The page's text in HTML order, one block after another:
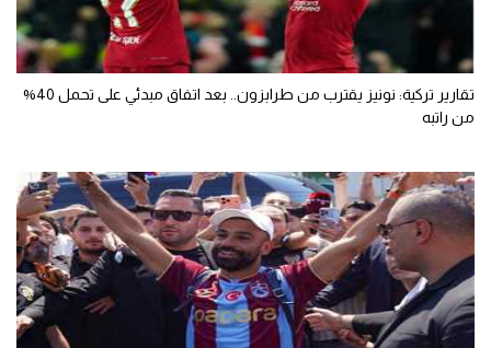
تقارير تركية: نونيز يقترب من طرابزون.. بعد اتفاق مبدئي على تحمل 40%
من راتبه